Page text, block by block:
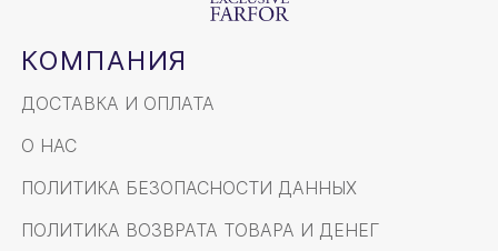
КОМПАНИЯ
ДОСТАВКА И ОПЛАТА
О НАС
ПОЛИТИКА БЕЗОПАСНОСТИ ДАННЫХ
ПОЛИТИКА ВОЗВРАТА ТОВАРА И ДЕНЕГ